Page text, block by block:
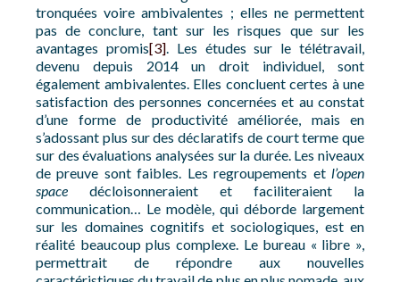
tronquées voire ambivalentes ; elles ne permettent
pas de conclure, tant sur les risques que sur les
avantages promis[3]. Les études sur le télétravail,
devenu depuis 2014 un droit individuel, sont
également ambivalentes. Elles concluent certes à une
satisfaction des personnes concernées et au constat
d’une forme de productivité améliorée, mais en
s’adossant plus sur des déclaratifs de court terme que
sur des évaluations analysées sur la durée. Les niveaux
de preuve sont faibles. Les regroupements et l’open
space décloisonneraient et faciliteraient la
communication… Le modèle, qui déborde largement
sur les domaines cognitifs et sociologiques, est en
réalité beaucoup plus complexe. Le bureau « libre »,
permettrait de répondre aux nouvelles